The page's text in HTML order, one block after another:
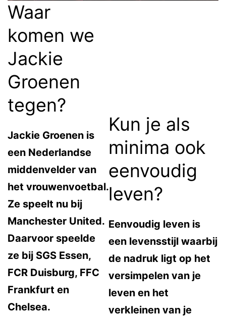
Waar
komen we
Jackie
Groenen
tegen?
Jackie Groenen is
een Nederlandse
middenvelder van
het vrouwenvoetbal.
Ze speelt nu bij
Manchester United.
Daarvoor speelde
ze bij SGS Essen,
FCR Duisburg, FFC
Frankfurt en
Chelsea.
Kun je als
minima ook
eenvoudig
leven?
Eenvoudig leven is
een levensstijl waarbij
de nadruk ligt op het
versimpelen van je
leven en het
verkleinen van je